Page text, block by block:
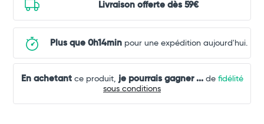
Livraison offerte dès 59€
Plus que 0h14minpour une expédition aujourd'hui.
En achetantce produit, je pourrais gagner ...de fidélité
sous conditions